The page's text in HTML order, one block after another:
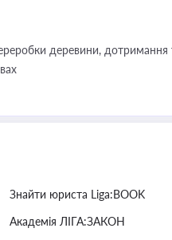
деревини, дотримання
Знайти юриста Liga:BOOK
Академія ЛІГА:ЗАКОН